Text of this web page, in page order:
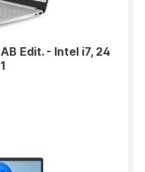
Edit. - Intel i7, 24